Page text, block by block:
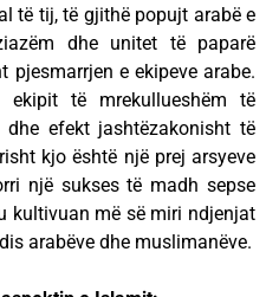
të tij, të gjithë popujt arabë e
dhe unitet të paparë
pjesmarrjen e ekipeve arabe.
ekipit të mrekullueshëm të
efekt jashtëzakonisht të
kjo është një prej arsyeve
një sukses të madh sepse
kultivuan më së miri ndjenjat
arabëve dhe muslimanëve.